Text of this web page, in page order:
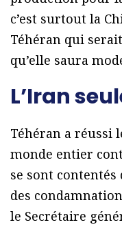
c’est surtout la
Téhéran qui
qu’elle saura
L’Iran
Téhéran a réussi
monde entier
se sont
des
le Secrétaire